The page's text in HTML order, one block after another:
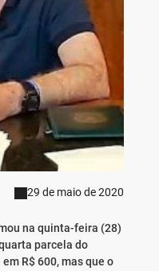
29 de maio de 2020
na quinta-feira (28)
parcela do
R$ 600, mas que o